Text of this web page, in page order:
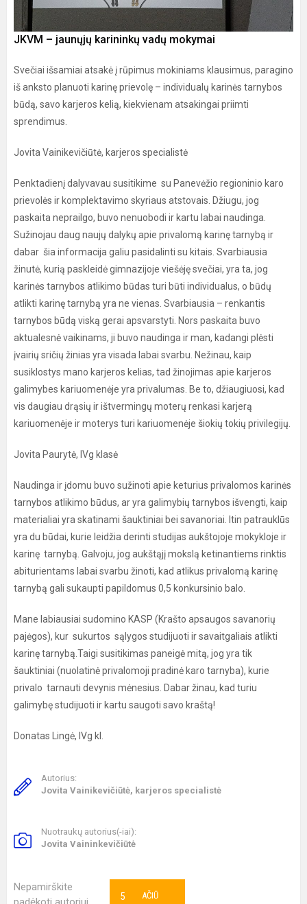
JKVM – jaunųjų karininkų vadų mokymai
Svečiai išsamiai atsakė į rūpimus mokiniams klausimus, paragino
iš anksto planuoti karinę prievolę – individualų karinės tarnybos
būdą, savo karjeros kelią, kiekvienam atsakingai priimti
sprendimus.
Jovita Vainikevičiūtė, karjeros specialistė
Penktadienį dalyvavau susitikime su Panevėžio regioninio karo
prievolės ir komplektavimo skyriaus atstovais. Džiugu, jog
paskaita neprailgo, buvo nenuobodi ir kartu labai naudinga.
Sužinojau daug naujų dalykų apie privalomą karinę tarnybą ir
dabar šia informacija galiu pasidalinti su kitais. Svarbiausia
žinutė, kurią paskleidė gimnazijoje viešėję svečiai, yra ta, jog
karinės tarnybos atlikimo būdas turi būti individualus, o būdų
atlikti karinę tarnybą yra ne vienas. Svarbiausia – renkantis
tarnybos būdą viską gerai apsvarstyti. Nors paskaita buvo
aktualesnė vaikinams, ji buvo naudinga ir man, kadangi plėsti
įvairių sričių žinias yra visada labai svarbu. Nežinau, kaip
susiklostys mano karjeros kelias, tad žinojimas apie karjeros
galimybes kariuomenėje yra privalumas. Be to, džiaugiuosi, kad
vis daugiau drąsių ir ištvermingų moterų renkasi karjerą
kariuomenėje ir moterys turi kariuomenėje šiokių tokių privilegijų.
Jovita Paurytė, IVg klasė
Naudinga ir įdomu buvo sužinoti apie keturius privalomos karinės
tarnybos atlikimo būdus, ar yra galimybių tarnybos išvengti, kaip
materialiai yra skatinami šauktiniai bei savanoriai. Itin patrauklūs
yra du būdai, kurie leidžia derinti studijas aukštojoje mokykloje ir
karinę tarnybą. Galvoju, jog aukštąjį mokslą ketinantiems rinktis
abiturientams labai svarbu žinoti, kad atlikus privalomą karinę
tarnybą gali sukaupti papildomus 0,5 konkursinio balo.
Mane labiausiai sudomino KASP (Krašto apsaugos savanorių
pajėgos), kur sukurtos sąlygos studijuoti ir savaitgaliais atlikti
karinę tarnybą.Taigi susitikimas paneigė mitą, jog yra tik
šauktiniai (nuolatinė privalomoji pradinė karo tarnyba), kurie
privalo tarnauti devynis mėnesius. Dabar žinau, kad turiu
galimybę studijuoti ir kartu saugoti savo kraštą!
Donatas Lingė, IVg kl.
Autorius:
Jovita Vainikevičiūtė, karjeros specialistė
Nuotraukų autorius(-iai):
Jovita Vaininkevičiūtė
Nepamirškite
AČIŪ
5